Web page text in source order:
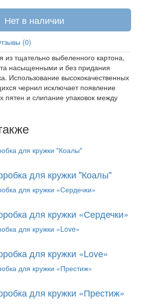
Нет в наличии
(0)
из тщательно выбеленного картона,
насыщенными и без придания
Использование высококачественных
чернил исключает появление
пятен и слипание упаковок между
для кружки "Коалы"
для кружки «Сердечки»
для кружки «Love»
для кружки «Престиж»